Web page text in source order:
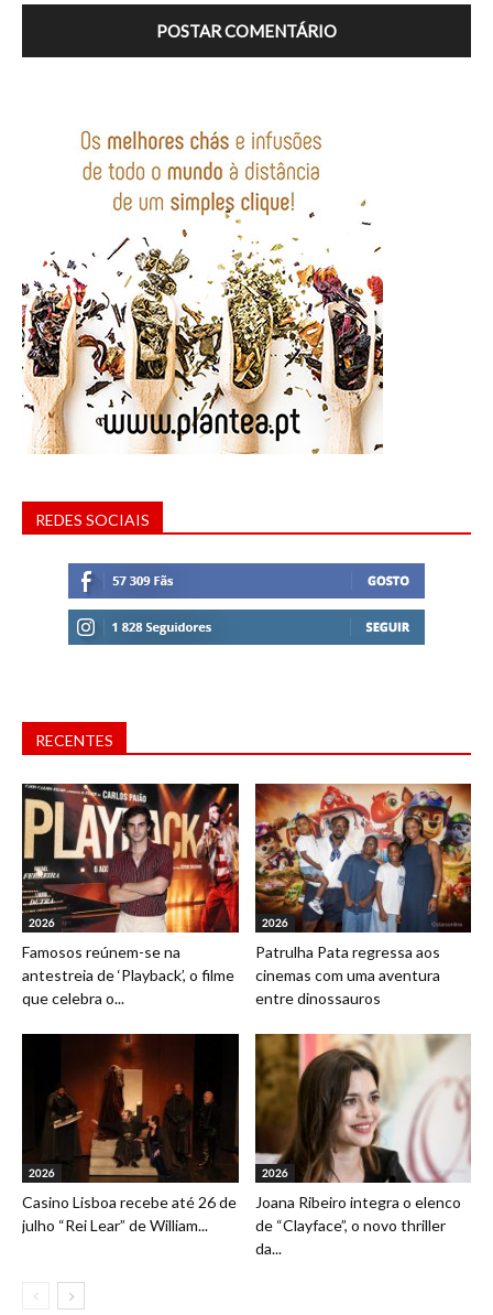
REDES SOCIAIS
RECENTES
2026
Famosos reúnem-se na
antestreia de ‘Playback’, o filme
que celebra o...
2026
Patrulha Pata regressa aos
cinemas com uma aventura
entre dinossauros
2026
Casino Lisboa recebe até 26 de
julho “Rei Lear” de William...
2026
Joana Ribeiro integra o elenco
de “Clayface”, o novo thriller
da...